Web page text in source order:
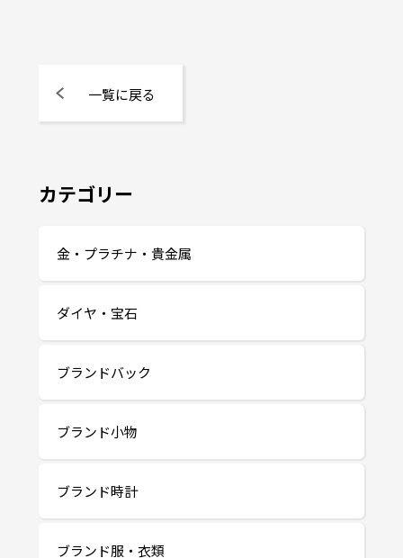
一覧に戻る
カテゴリー
金・プラチナ・貴金属
ダイヤ・宝石
ブランドバック
ブランド小物
ブランド時計
ブランド服・衣類